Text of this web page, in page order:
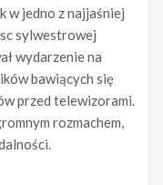
w jedno z najjaśniej
sylwestrowej
wydarzenie na
bawiących się
przed telewizorami.
rozmachem,